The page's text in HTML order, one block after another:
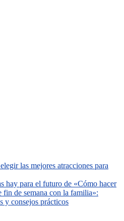
las mejores atracciones para
hay para el futuro de «Cómo hacer
fin de semana con la familia»:
y consejos prácticos